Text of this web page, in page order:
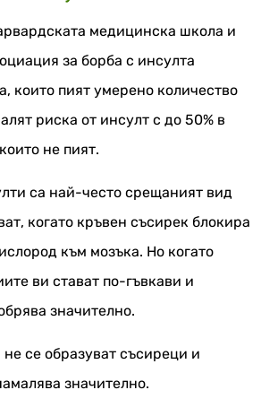
медицинска школа и
за борба с инсулта
които пият умерено количество
риска от инсулт с до 50% в
не пият.
са най-често срещаният вид
когато кръвен съсирек блокира
към мозъка. Но когато
ви стават по-гъвкави и
значително.
не се образуват съсиреци и
значително.